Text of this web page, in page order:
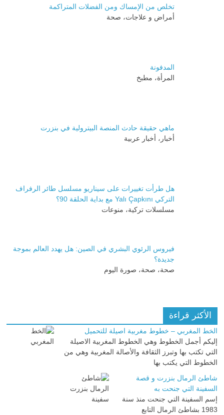
تخلص من الإمساك ومن الفضلات المتراكمة
أمراض و علاجات، صحة
المدفونة
المرأة، مطبخ
ماهي حقيقة حادث المنصة البيترولية في بنزرت
أخبار، أخبار عربية
هل طرأت تغييرات على سيناريو مسلسل طائر الرفراف
التركي Yalı Çapkını مع بداية الحلقة 90؟
مسلسلات تركية، منوعات
فيروس الرئوي البشري في الصين: هل يهدد العالم بموجة
جديدة؟
صحة، صحة، صورة اليوم
الأكثر قراءة
الخط المغربي – خطوط مغربية اصيلة للتحميل
إليكم أجمل الخطوط وهي الخطوط المغربية الاصيلة
التي تكتب بها وتبرز الثقافة والأصالة المغربية وهي من
الخطوط التي يكتب بها
شاطئ الرمال بنزرت و قصة
السفينة التي جنحت به
إسم السفينة التي جنحت منذ سنة
1983 بشاطئ الرمال التابع